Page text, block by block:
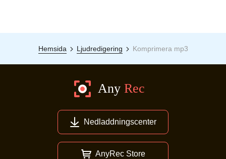
Hemsida Ljudredigering Komprimera mp3
Nedladdningscenter
AnyRec Store